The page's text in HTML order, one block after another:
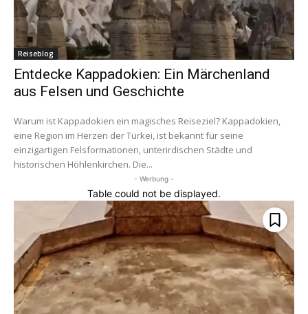
Reiseblog
Entdecke Kappadokien: Ein Märchenland
aus Felsen und Geschichte
Warum ist Kappadokien ein magisches Reiseziel? Kappadokien,
eine Region im Herzen der Türkei, ist bekannt für seine
einzigartigen Felsformationen, unterirdischen Städte und
historischen Höhlenkirchen. Die...
- Werbung -
Table could not be displayed.